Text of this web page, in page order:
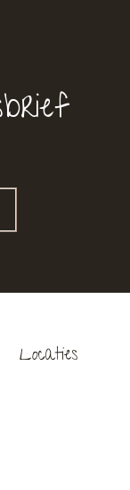
Locaties